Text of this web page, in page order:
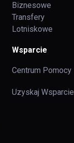
Biznesowe
Transfery
Lotniskowe
Wsparcie
Centrum Pomocy
Uzyskaj Wsparcie